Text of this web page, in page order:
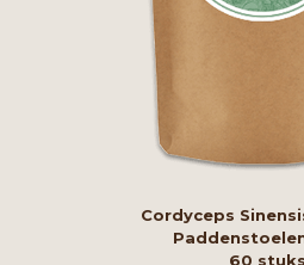
Cordyceps
60 stuks